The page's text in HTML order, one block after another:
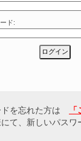
ド:
ドを忘れた方は
て、新しいパスワ